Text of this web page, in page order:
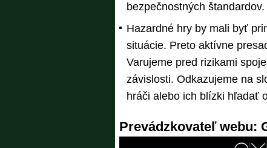
bezpečnostných štandardov.
Hazardné hry by mali byť
situácie. Preto aktívne
Varujeme pred rizikami
závislosti. Odkazujeme na
hráči alebo ich blízki hľadať
Prevádzkovateľ webu: